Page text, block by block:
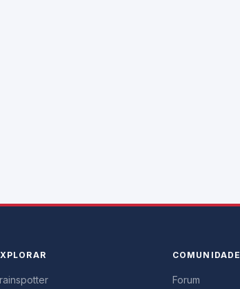
COMUNIDADE
Forum